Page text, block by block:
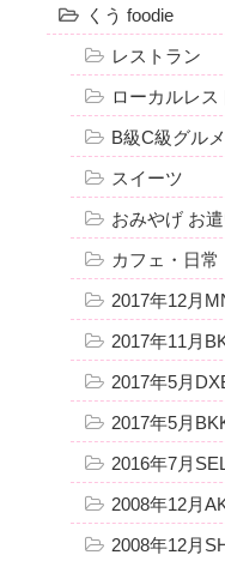
くう foodie
レストラン
ローカルレス
B級C級グルメ
スイーツ
おみやげ お
カフェ・日常
2017年12月
2017年11月
2017年5月
2017年5月
2016年7月
2008年12月
2008年12月